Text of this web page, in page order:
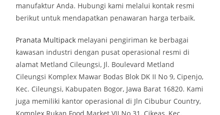
manufaktur Anda. Hubungi kami melalui kontak resmi
berikut untuk mendapatkan penawaran harga terbaik.
Pranata Multipack melayani pengiriman ke berbagai
kawasan industri dengan pusat operasional resmi di
alamat Metland Cileungsi, Jl. Boulevard Metland
Cileungsi Komplex Mawar Bodas Blok DK II No 9, Cipenjo,
Kec. Cileungsi, Kabupaten Bogor, Jawa Barat 16820. Kami
juga memiliki kantor operasional di Jln Cibubur Country,
Komplex Rukan Food Market VII No 31, Cikeas, Kec.